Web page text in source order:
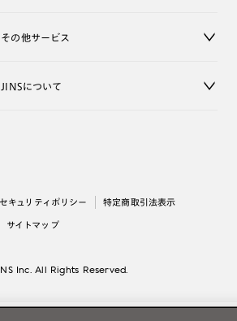
その他サービス
JINSについて
セキュリティポリシー 特定商取引法表示
サイトマップ
Inc. All Rights Reserved.